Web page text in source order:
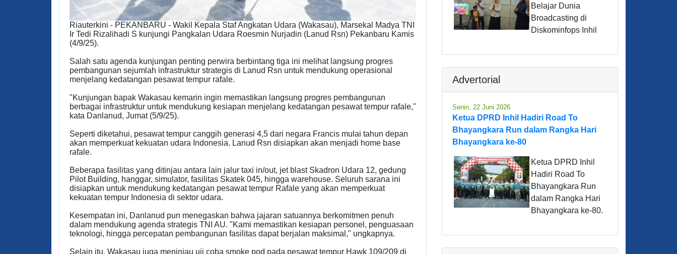
Riauterkini - PEKANBARU - Wakil Kepala Staf Angkatan Udara (Wakasau), Marsekal Madya TNI
Ir Tedi Rizalihadi S kunjungi Pangkalan Udara Roesmin Nurjadin (Lanud Rsn) Pekanbaru Kamis
(4/9/25).
Salah satu agenda kunjungan penting perwira berbintang tiga ini melihat langsung progres
pembangunan sejumlah infrastruktur strategis di Lanud Rsn untuk mendukung operasional
menjelang kedatangan pesawat tempur rafale.
"Kunjungan bapak Wakasau kemarin ingin memastikan langsung progres pembangunan
berbagai infrastruktur untuk mendukung kesiapan menjelang kedatangan pesawat tempur rafale,"
kata Danlanud, Jumat (5/9/25).
Seperti diketahui, pesawat tempur canggih generasi 4,5 dari negara Francis mulai tahun depan
akan memperkuat kekuatan udara Indonesia. Lanud Rsn disiapkan akan menjadi home base
rafale.
Beberapa fasilitas yang ditinjau antara lain jalur taxi in/out, jet blast Skadron Udara 12, gedung
Pilot Building, hanggar, simulator, fasilitas Skatek 045, hingga warehouse. Seluruh sarana ini
disiapkan untuk mendukung kedatangan pesawat tempur Rafale yang akan memperkuat
kekuatan tempur Indonesia di sektor udara.
Kesempatan ini, Danlanud pun menegaskan bahwa jajaran satuannya berkomitmen penuh
dalam mendukung agenda strategis TNI AU. "Kami memastikan kesiapan personel, penguasaan
teknologi, hingga percepatan pembangunan fasilitas dapat berjalan maksimal," ungkapnya.
Selain itu, Wakasau juga meninjau uji coba smoke pod pada pesawat tempur Hawk 109/209 di
Belajar Dunia
Broadcasting di
Diskominfops Inhil
Advertorial
Senin, 22 Juni 2026
Ketua DPRD Inhil Hadiri Road To
Bhayangkara Run dalam Rangka Hari
Bhayangkara ke-80
Ketua DPRD Inhil
Hadiri Road To
Bhayangkara Run
dalam Rangka Hari
Bhayangkara ke-80.